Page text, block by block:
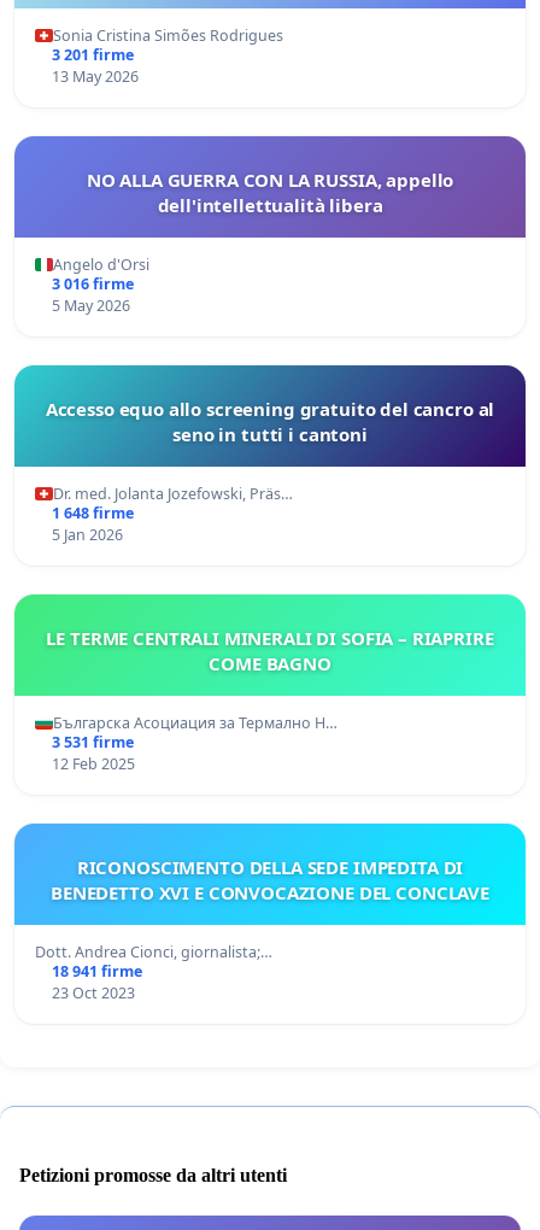
Sonia Cristina Simões Rodrigues
3 201 firme
13 May 2026
NO ALLA GUERRA CON LA RUSSIA, appello
dell'intellettualità libera
Angelo d'Orsi
3 016 firme
5 May 2026
Accesso equo allo screening gratuito del cancro al
seno in tutti i cantoni
Dr. med. Jolanta Jozefowski, Präs…
1 648 firme
5 Jan 2026
LE TERME CENTRALI MINERALI DI SOFIA – RIAPRIRE
COME BAGNO
Българска Асоциация за Термално Н…
3 531 firme
12 Feb 2025
RICONOSCIMENTO DELLA SEDE IMPEDITA DI
BENEDETTO XVI E CONVOCAZIONE DEL CONCLAVE
Dott. Andrea Cionci, giornalista;…
18 941 firme
23 Oct 2023
Petizioni promosse da altri utenti